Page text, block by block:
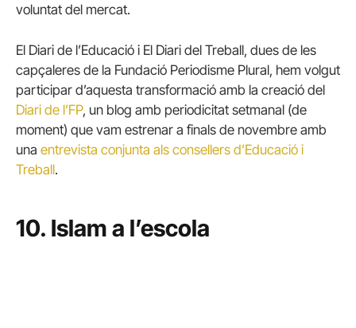
voluntat del mercat.
El Diari de l’Educació i El Diari del Treball, dues de les
capçaleres de la Fundació Periodisme Plural, hem volgut
participar d’aquesta transformació amb la creació del
Diari de l’FP, un blog amb periodicitat setmanal (de
moment) que vam estrenar a finals de novembre amb
una entrevista conjunta als consellers d’Educació i
Treball.
10. Islam a l’escola